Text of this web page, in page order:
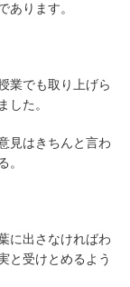
あります。
業でも取り上げら
した。
見はきちんと言わ
。
に出さなければわ
と受けとめるよう